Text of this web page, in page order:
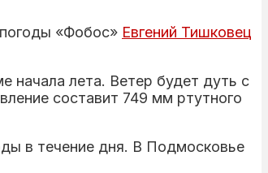
«Фобос» Евгений Тишковец
начала лета. Ветер будет дуть с
составит 749 мм ртутного
в течение дня. В Подмосковье